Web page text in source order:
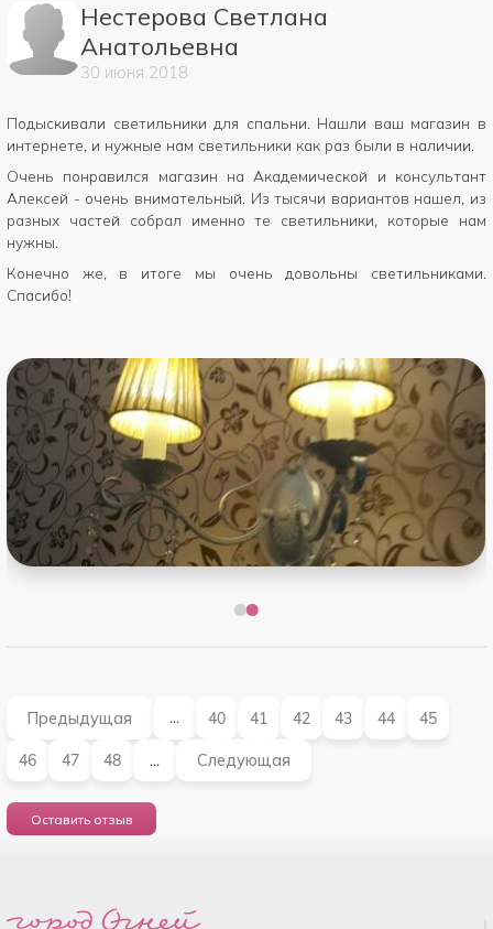
Нестерова Светлана
Анатольевна
30 июня 2018
Подыскивали светильники для спальни. Нашли ваш магазин в
интернете, и нужные нам светильники как раз были в наличии.
Очень понравился магазин на Академической и консультант
Алексей - очень внимательный. Из тысячи вариантов нашел, из
разных частей собрал именно те светильники, которые нам
нужны.
Конечно же, в итоге мы очень довольны светильниками.
Спасибо!
Предыдущая ... 40 41 42 43 44 45
46 47 48 ... Следующая
Оставить отзыв